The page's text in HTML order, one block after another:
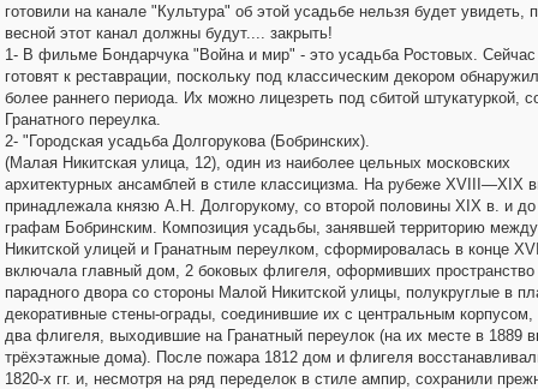
готовили на канале "Культура" об этой усадьбе нельзя будет увидеть,
весной этот канал должны будут.... закрыть!
1- В фильме Бондарчука "Война и мир" - это усадьба Ростовых. Сейчас
готовят к реставрации, поскольку под классическим декором
более раннего периода. Их можно лицезреть под сбитой штукатуркой,
Гранатного переулка.
2- "Городская усадьба Долгорукова (Бобринских).
(Малая Никитская улица, 12), один из наиболее цельных московских
архитектурных ансамблей в стиле классицизма. На рубеже XVIII—XIX
принадлежала князю А.Н. Долгорукому, со второй половины XIX в. и
графам Бобринским. Композиция усадьбы, занявшей территорию
Никитской улицей и Гранатным переулком, сформировалась в конце
включала главный дом, 2 боковых флигеля, оформивших пространство
парадного двора со стороны Малой Никитской улицы, полукруглые в
декоративные стены-ограды, соединившие их с центральным корпусом,
два флигеля, выходившие на Гранатный переулок (на их месте в 1889
трёхэтажные дома). После пожара 1812 дом и флигеля
1820-х гг. и, несмотря на ряд переделок в стиле ампир, сохранили